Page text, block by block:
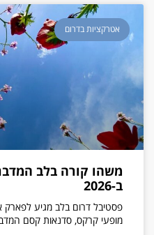
אטרקציות בדרום
משהו קורה בלב
ב-2026
פסטיבל דרום בלב מגיע
מופעי קרקס, סדנאות קסם המדבר